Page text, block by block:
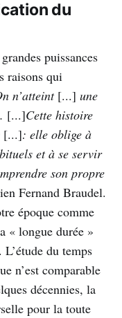
du
puissances
raisons qui
n’atteint [...] une
[...]Cette histoire
[...]: elle oblige à
et à se servir
son propre
Fernand Braudel.
époque comme
« longue durée »
du temps
n’est comparable
décennies, la
pour la toute